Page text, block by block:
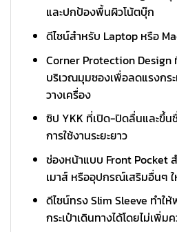
และปกป้องพื้นผิวโน้ตบุ๊ก
ดีไซน์สำหรับ Laptop หรือ
Corner Protection Design
บริเวณมุมซองเพื่อลดแรงกร
วางเครื่อง
ซิป YKK ที่เปิด-ปิดลื่นและขึ้น
การใช้งานระยะยาว
ช่องหน้าแบบ Front Pocket
เมาส์ หรืออุปกรณ์เสริมอื่นๆ ใ
ดีไซน์ทรง Slim Sleeve ทำให้
กระเป๋าเดินทางได้โดยไม่เพิ่ม